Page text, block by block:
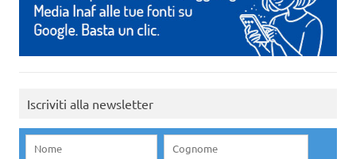
Iscriviti alla newsletter